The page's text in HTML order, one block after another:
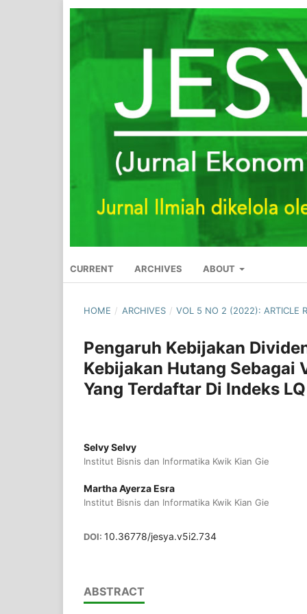
CURRENT ARCHIVES ABOUT
HOME / ARCHIVES / VOL 5 NO 2 (2022): ARTICLE
Pengaruh Kebijakan
Kebijakan Hutang Sebagai
Yang Terdaftar Di Indeks
Selvy Selvy
Institut Bisnis dan Informatika Kwik Kian Gie
Martha Ayerza Esra
Institut Bisnis dan Informatika Kwik Kian Gie
DOI: 10.36778/jesya.v5i2.734
ABSTRACT